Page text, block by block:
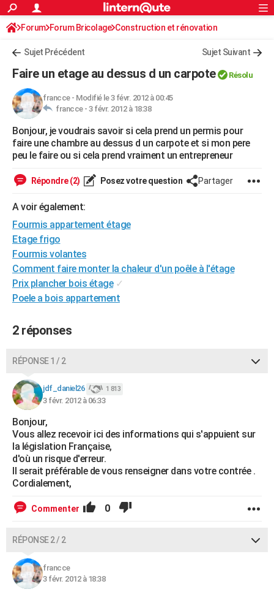
ACTUALITÉS
Politique
Société
Faits Divers
Education
Monde
Villes
+
FINANCE
Retraite
Impôts
Epargne
Immobilier
Risques naturels par ville
Banque
Assurance
Crédit
AUTO
Essais
Réserver un essai
Citadines
Berlines
SUV
Forum auto
+HIGH-TECH
Mobiles
Meilleur smartphone
Internet
Ordinateurs
Jeux vidéo
Guide high-tech
+
Forum
Aménagement intérieur
Extérieur
Cuisine
Salle de bains
Jardinage
Rangement
WEEK-END
Guides de France
Escapades
Patrimoine
Expositions
Musées
Week-end nature
+LIFESTYLE
Art de vivre
Bien-être
Loisirs
Mode
Modes de vie
SANTE
Alimentation
Guide de la santé
Maladies
Médicaments
Sommeil
VOYAGE
Destinations
City break
Voyage nature
Voyage de noces
Forum
Climat
+PHOTO
BONS PLANS
CARTE DE VOEUX
Carte de Noël
Carte Bonne année
Carte Saint-Valentin
Carte Pâques
Carte d'anniversaire
DICTIONNAIRE
Dictionnaire
Biographies
Citations
Expressions
Proverbes
COPAINS D'AVANT
S'inscrire
Se connecter
Lycées
Collèges
Primaires
Universités
Entreprises
Service militaire
Avis de recherche
AVIS DE DÉCÈS
FORUM
Bricolage
Lifestyle
Culture
Sport
Auto
Television
Voyage
Cinema
Rechercher
S'inscrire
Connexion
Forum Forum Bricolage Construction et rénovation
Sujet Précédent Sujet Suivant
Faire un etage au dessus d un carpote Résolu
francce- Modifié le 3 févr. 2012 à 00:45
francce - 3 févr. 2012 à 18:38
Bonjour, je voudrais savoir si cela prend un permis pour
faire une chambre au dessus d un carpote et si mon pere
peu le faire ou si cela prend vraiment un entrepreneur
Répondre (2) Posez votre question Partager
A voir également:
Fourmis appartement étage
Etage frigo
Fourmis volantes
Comment faire monter la chaleur d'un poêle à l'étage
Prix plancher bois étage ✓
Poele a bois appartement
2 réponses
RÉPONSE 1 / 2
jdf_daniel26 1 813
3 févr. 2012 à 06:33
Bonjour,
Vous allez recevoir ici des informations qui s'appuient sur
la législation Française,
d'où un risque d'erreur.
Il serait préférable de vous renseigner dans votre contrée .
Cordialement,
Commenter 0
RÉPONSE 2 / 2
francce
3 févr. 2012 à 18:38